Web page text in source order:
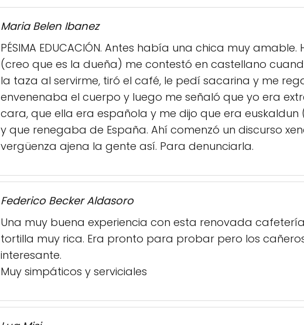
Maria Belen Ibanez
PÉSIMA EDUCACIÓN. Antes había una chica muy
(creo que es la dueña) me contestó en castellano
la taza al servirme, tiró el café, le pedí sacarina y me
envenenaba el cuerpo y luego me señaló que yo era
cara, que ella era española y me dijo que era euskaldun
y que renegaba de España. Ahí comenzó un discurso
vergüenza ajena la gente así. Para denunciarla.
Federico Becker Aldasoro
Una muy buena experiencia con esta renovada
tortilla muy rica. Era pronto para probar pero los
interesante.
Muy simpáticos y serviciales